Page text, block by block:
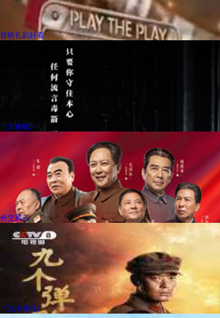
首映礼剧好看
《大秦赋》
外交风云
《九个弹孔》